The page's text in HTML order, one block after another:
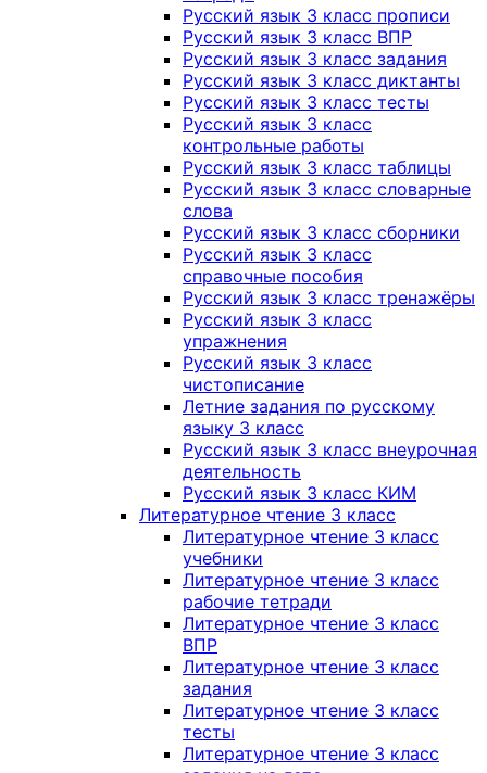
Русский язык 3 класс прописи
Русский язык 3 класс ВПР
Русский язык 3 класс задания
Русский язык 3 класс диктанты
Русский язык 3 класс тесты
Русский язык 3 класс
контрольные работы
Русский язык 3 класс таблицы
Русский язык 3 класс словарные
слова
Русский язык 3 класс сборники
Русский язык 3 класс
справочные пособия
Русский язык 3 класс тренажёры
Русский язык 3 класс
упражнения
Русский язык 3 класс
чистописание
Летние задания по русскому
языку 3 класс
Русский язык 3 класс внеурочная
деятельность
Русский язык 3 класс КИМ
Литературное чтение 3 класс
Литературное чтение 3 класс
учебники
Литературное чтение 3 класс
рабочие тетради
Литературное чтение 3 класс
ВПР
Литературное чтение 3 класс
задания
Литературное чтение 3 класс
тесты
Литературное чтение 3 класс